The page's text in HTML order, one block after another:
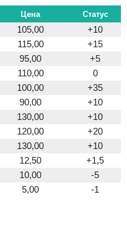
Цена Статус
105,00
+10
115,00
+15
95,00
+5
110,00
0
100,00
+35
90,00
+10
130,00
+10
120,00
+20
130,00
+10
12,50
+1,5
10,00
-5
5,00 -1